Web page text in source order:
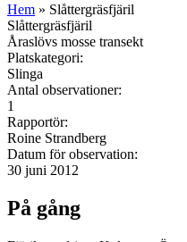
Hem » Slåttergräsfjäril
Slåttergräsfjäril
Åraslövs mosse transekt
Platskategori:
Slinga
Antal observationer:
1
Rapportör:
Roine Strandberg
Datum för observation:
30 juni 2012
På gång